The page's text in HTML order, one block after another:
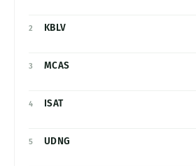
2 KBLV
3 MCAS
4 ISAT
5 UDNG